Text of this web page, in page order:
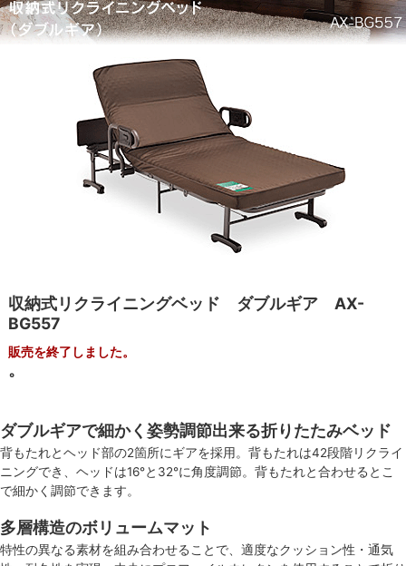
収納式リクライニングベッド ダブルギア AX-
BG557
販売を終了しました。
。
ダブルギアで細かく姿勢調節出来る折りたたみベッド
背もたれとヘッド部の2箇所にギアを採用。背もたれは42段階リクライ
ニングでき、ヘッドは16°と32°に角度調節。背もたれと合わせるとこ
で細かく調節できます。
多層構造のボリュームマット
特性の異なる素材を組み合わせることで、適度なクッション性・通気